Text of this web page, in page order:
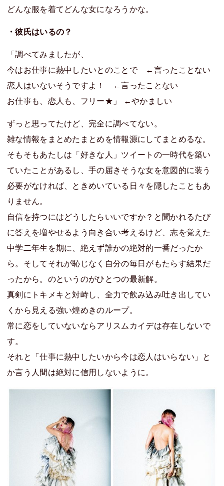
どんな服を着てどんな女になろうかな。
・彼氏はいるの？
「調べてみましたが、
今はお仕事に熱中したいとのことで ←言ったことない
恋人はいないそうですよ！ ←言ったことない
お仕事も、恋人も、フリー★」 ←やかましい
ずっと思ってたけど、完全に調べてない。
雑な情報をまとめたまとめを情報源にしてまとめるな。
そもそもあたしは「好きな人」ツイートの一時代を築い
ていたことがあるし、手の届きそうな女を意図的に装う
必要がなければ、ときめいている日々を隠したこともあ
りません。
自信を持つにはどうしたらいいですか？と聞かれるたび
に答えを増やせるよう向き合い考えるけど、志を覚えた
中学二年生を期に、絶えず誰かの絶対的一番だったか
ら。そしてそれが恥じなく自分の毎日がもたらす結果だ
ったから。のというのがひとつの最新解。
真剣にトキメキと対峙し、全力で飲み込み吐き出してい
くから見える強い煌めきのループ。
常に恋をしていないならアリスムカイデは存在しないで
す。
それと「仕事に熱中したいから今は恋人はいらない」と
か言う人間は絶対に信用しないように。